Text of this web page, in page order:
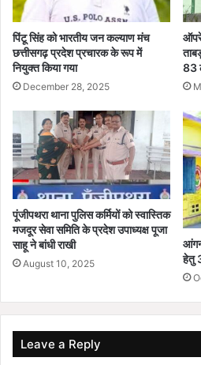
पिंटू सिंह को भारतीय जन कल्याण मंच
छत्तीसगढ़ प्रदेश प्रचारक के रूप में
नियुक्त किया गया
December 28, 2025
83
पूंजीपथरा थाना पुलिस कर्मियों को स्वास्तिक
मजदूर सेवा समिति के प्रदेश उपाध्यक्ष पूजा
साहू ने बांधी राखी
August 10, 2025
हेतु
Leave a Reply